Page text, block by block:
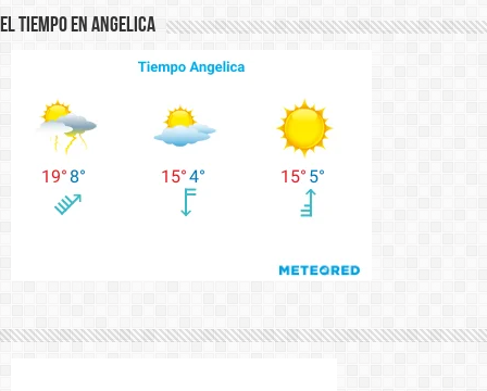
El Tiempo en Angelica